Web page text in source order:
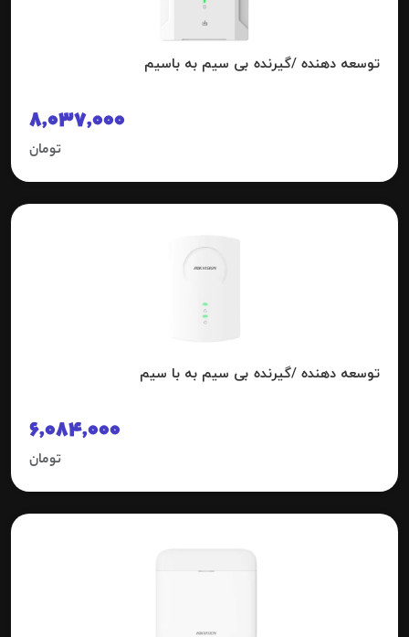
توسعه دهنده /گیرنده بی سیم به باسیم
8,037,000
تومان
توسعه دهنده /گیرنده بی سیم به با سیم
6,084,000
تومان